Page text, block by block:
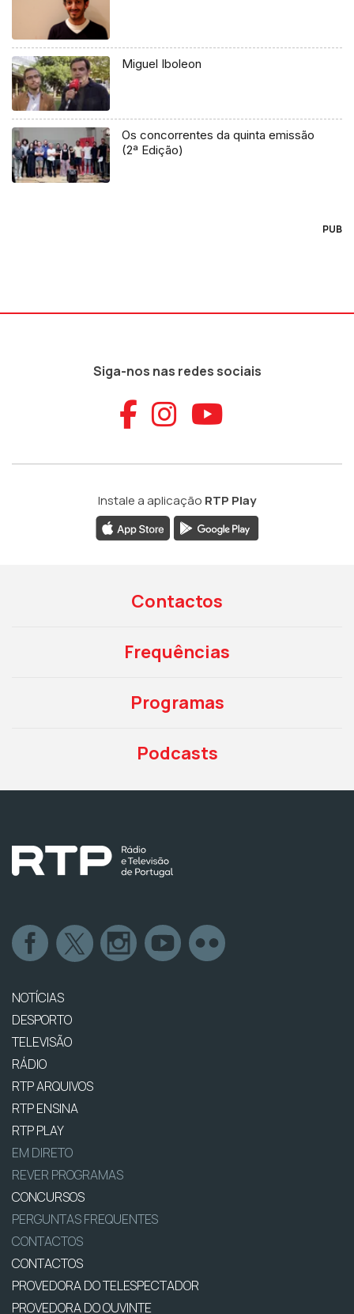
Miguel Iboleon
Os concorrentes da quinta emissão
(2ª Edição)
PUB
Siga-nos nas redes sociais
Aceder ao
Aceder ao
Aceder
Instale a aplicação RTP Play
Contactos
Frequências
Programas
Podcasts
NOTÍCIAS
DESPORTO
TELEVISÃO
RÁDIO
RTP ARQUIVOS
RTP ENSINA
RTP PLAY
EM DIRETO
REVER PROGRAMAS
CONCURSOS
PERGUNTAS FREQUENTES
CONTACTOS
CONTACTOS
PROVEDORA DO TELESPECTADOR
PROVEDORA DO OUVINTE